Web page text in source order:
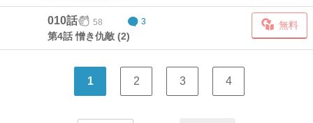
010話 58 3
第4話 憎き仇敵 (2)
無料
1 2 3 4